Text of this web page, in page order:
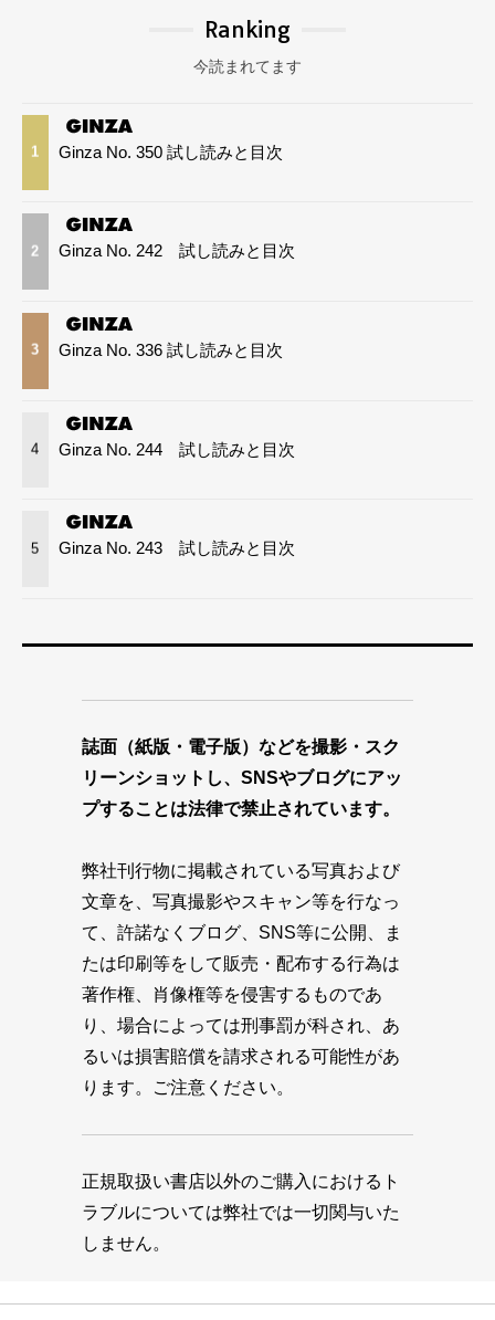
Ranking
今読まれてます
1 Ginza No. 350 試し読みと目次
2 Ginza No. 242 試し読みと目次
3 Ginza No. 336 試し読みと目次
4 Ginza No. 244 試し読みと目次
5 Ginza No. 243 試し読みと目次
誌面（紙版・電子版）などを撮影・スク
リーンショットし、SNSやブログにアッ
プすることは法律で禁止されています。
弊社刊行物に掲載されている写真および
文章を、写真撮影やスキャン等を行なっ
て、許諾なくブログ、SNS等に公開、ま
たは印刷等をして販売・配布する行為は
著作権、肖像権等を侵害するものであ
り、場合によっては刑事罰が科され、あ
るいは損害賠償を請求される可能性があ
ります。ご注意ください。
正規取扱い書店以外のご購入におけるト
ラブルについては弊社では一切関与いた
しません。